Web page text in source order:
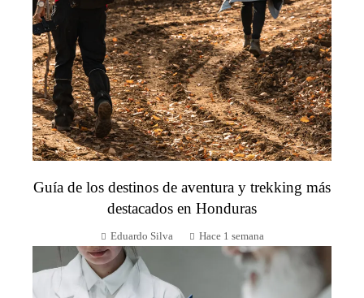
Guía de los destinos de aventura y trekking más
destacados en Honduras
Eduardo Silva Hace 1 semana